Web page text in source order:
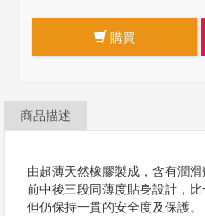
購買
商品描述
由超薄天然橡膠製成，含有潤滑
前中後三段同薄度貼身設計，
但仍保持一貫的安全度及保護。